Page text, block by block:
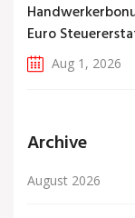
Euro
Aug 1, 2026
Archive
August 2026